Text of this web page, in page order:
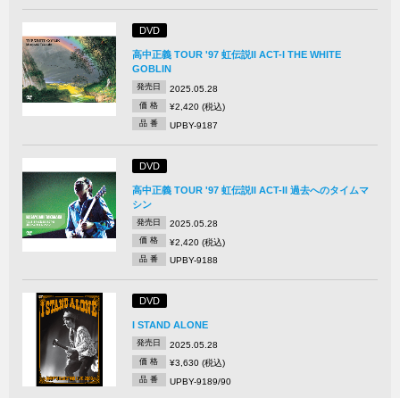
DVD
高中正義 TOUR '97 虹伝説II ACT-I THE WHITE
GOBLIN
発売日 2025.05.28
価 格 ¥2,420 (税込)
品 番 UPBY-9187
DVD
高中正義 TOUR '97 虹伝説II ACT-II 過去へのタイムマ
シン
発売日 2025.05.28
価 格 ¥2,420 (税込)
品 番 UPBY-9188
DVD
I STAND ALONE
発売日 2025.05.28
価 格 ¥3,630 (税込)
品 番 UPBY-9189/90